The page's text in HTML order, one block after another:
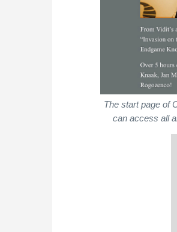
The start page of
can access all